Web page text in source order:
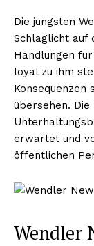
Um
Kontaktiere
Mein Konto
Die jüngsten
Schlaglicht auf
Handlungen
loyal zu ihm
Konsequenzen
übersehen.
erwartet und
öffentlichen
Wendler